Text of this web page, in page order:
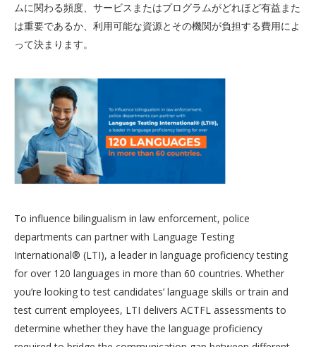
ムに関わる頻度、サービスまたはプログラムがどれほど有益また
は重要であるか、利用可能な資源とその機関が負担する費用によ
って決まります。
To influence bilingualism in law enforcement, police
departments can partner with Language Testing
International® (LTI), a leader in language proficiency testing
for over 120 languages in more than 60 countries. Whether
you’re looking to test candidates’ language skills or train and
test current employees, LTI delivers ACTFL assessments to
determine whether they have the language proficiency